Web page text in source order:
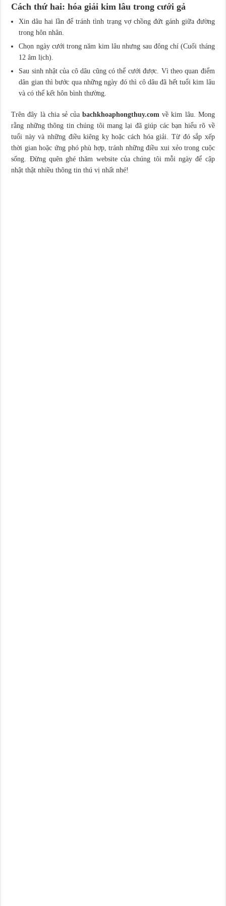
Cách thứ hai: hóa giải kim lâu trong cưới gả
Xin dâu hai lần để tránh tình trạng vợ chồng đứt gánh giữa đường
trong hôn nhân.
Chọn ngày cưới trong năm kim lâu nhưng sau đông chí (Cuối tháng
12 âm lịch).
Sau sinh nhật của cô dâu cũng có thể cưới được. Vì theo quan điểm
dân gian thì bước qua những ngày đó thì cô dâu đã hết tuổi kim lâu
và có thể kết hôn bình thường.
Trên đây là chia sẻ củabachkhoaphongthuy.com về kim lâu. Mong
rằng những thông tin chúng tôi mang lại đã giúp các bạn hiểu rõ về
tuổi này và những điều kiêng kỵ hoặc cách hóa giải. Từ đó sắp xếp
thời gian hoặc ứng phó phù hợp, tránh những điều xui xẻo trong cuộc
sống. Đừng quên ghé thăm website của chúng tôi mỗi ngày để cập
nhật thật nhiều thông tin thú vị nhất nhé!